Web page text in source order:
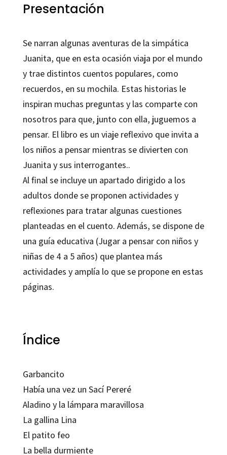
Presentación
Se narran algunas aventuras de la simpática
Juanita, que en esta ocasión viaja por el mundo
y trae distintos cuentos populares, como
recuerdos, en su mochila. Estas historias le
inspiran muchas preguntas y las comparte con
nosotros para que, junto con ella, juguemos a
pensar. El libro es un viaje reflexivo que invita a
los niños a pensar mientras se divierten con
Juanita y sus interrogantes..
Al final se incluye un apartado dirigido a los
adultos donde se proponen actividades y
reflexiones para tratar algunas cuestiones
planteadas en el cuento. Además, se dispone de
una guía educativa (Jugar a pensar con niños y
niñas de 4 a 5 años) que plantea más
actividades y amplía lo que se propone en estas
páginas.
Índice
Garbancito
Había una vez un Sací Pereré
Aladino y la lámpara maravillosa
La gallina Lina
El patito feo
La bella durmiente